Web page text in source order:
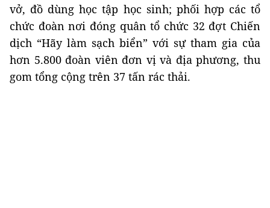
vở, đồ dùng học tập học sinh; phối hợp các tổ
chức đoàn nơi đóng quân tổ chức 32 đợt Chiến
dịch “Hãy làm sạch biển” với sự tham gia của
hơn 5.800 đoàn viên đơn vị và địa phương, thu
gom tổng cộng trên 37 tấn rác thải.